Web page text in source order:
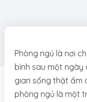
Phòng ngủ là nơi
bình sau một ngày
gian sống thật ấm
phòng ngủ là một